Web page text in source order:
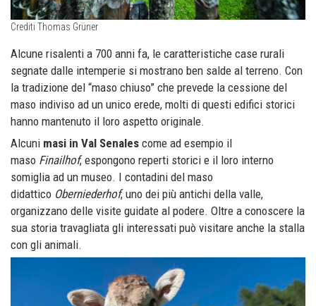
Crediti Thomas Grüner
Alcune risalenti a 700 anni fa, le caratteristiche case rurali
segnate dalle intemperie si mostrano ben salde al terreno. Con
la tradizione del “maso chiuso” che prevede la cessione del
maso indiviso ad un unico erede, molti di questi edifici storici
hanno mantenuto il loro aspetto originale.
Alcuni masi in Val Senales come ad esempio il
maso Finailhof, espongono reperti storici e il loro interno
somiglia ad un museo. I contadini del maso
didattico Oberniederhof, uno dei più antichi della valle,
organizzano delle visite guidate al podere. Oltre a conoscere la
sua storia travagliata gli interessati può visitare anche la stalla
con gli animali.